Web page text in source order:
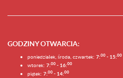
GODZINY OTWARCIA:
poniedziałek, środa, czwartek: 7:00 - 15:00
wtorek: 7:00 - 16:00
piątek: 7:00 - 14:00